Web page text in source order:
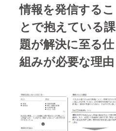
情報を発信するこ
とで抱えている課
題が解決に至る仕
組みが必要な理由